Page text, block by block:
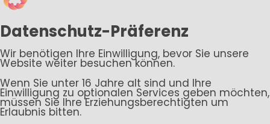
Datenschutz-Präferenz
Wir benötigen Ihre Einwilligung, bevor Sie unsere
Website weiter besuchen können.
Wenn Sie unter 16 Jahre alt sind und Ihre
Einwilligung zu optionalen Services geben möchten,
müssen Sie Ihre Erziehungsberechtigten um
Erlaubnis bitten.